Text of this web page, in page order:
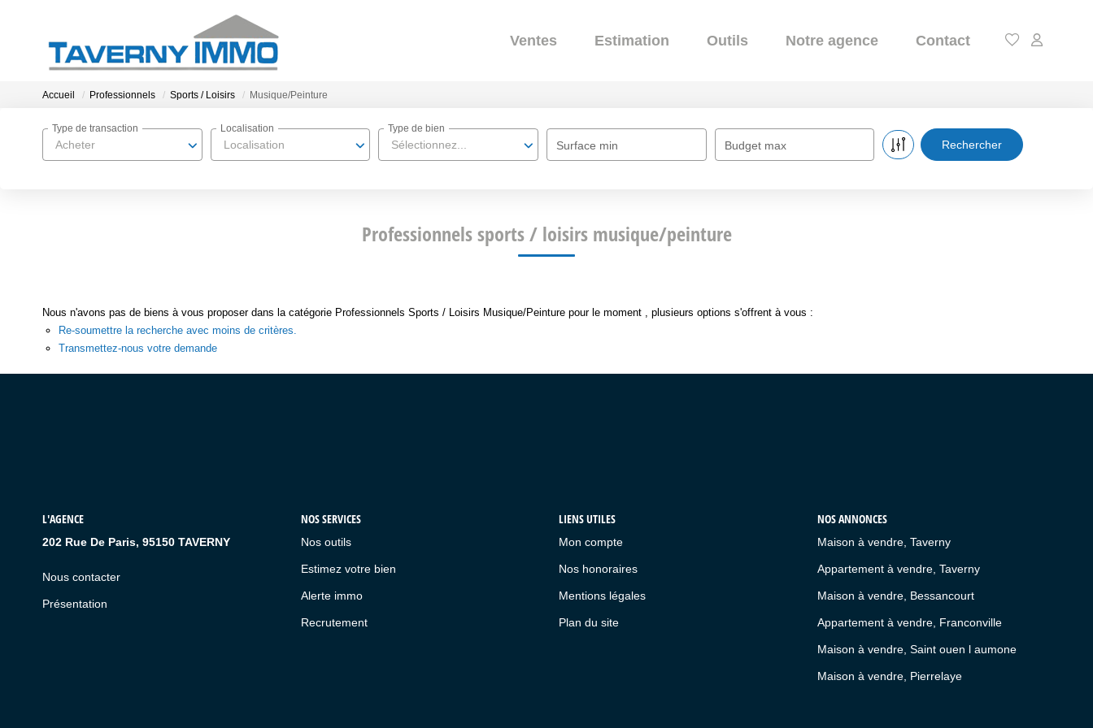
Ventes Estimation Outils Notre agence Contact
Accueil Professionnels Sports / Loisirs Musique/Peinture
Acheter
Type de transaction
Localisation
Localisation
Sélectionnez...
Type de bien
Surface min Budget max
Professionnels sports / loisirs musique/peinture
Nous n'avons pas de biens à vous proposer dans la catégorie Professionnels Sports / Loisirs Musique/Peinture pour le moment , plusieurs options s'offrent à vous :
Re-soumettre la recherche avec moins de critères.
Transmettez-nous votre demande
L'AGENCE
202 Rue De Paris, 95150 TAVERNY
Nous contacter
Présentation
NOS SERVICES
Nos outils
Estimez votre bien
Alerte immo
Recrutement
LIENS UTILES
Mon compte
Nos honoraires
Mentions légales
Plan du site
NOS ANNONCES
Maison à vendre, Taverny
Appartement à vendre, Taverny
Maison à vendre, Bessancourt
Appartement à vendre, Franconville
Maison à vendre, Saint ouen l aumone
Maison à vendre, Pierrelaye